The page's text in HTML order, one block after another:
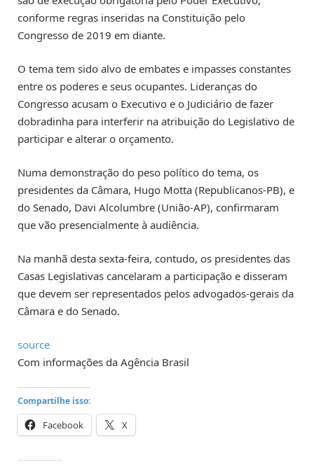
conforme regras inseridas na Constituição pelo
Congresso de 2019 em diante.
O tema tem sido alvo de embates e impasses constantes
entre os poderes e seus ocupantes. Lideranças do
Congresso acusam o Executivo e o Judiciário de fazer
dobradinha para interferir na atribuição do Legislativo de
participar e alterar o orçamento.
Numa demonstração do peso político do tema, os
presidentes da Câmara, Hugo Motta (Republicanos-PB), e
do Senado, Davi Alcolumbre (União-AP), confirmaram
que vão presencialmente à audiência.
Na manhã desta sexta-feira, contudo, os presidentes das
Casas Legislativas cancelaram a participação e disseram
que devem ser representados pelos advogados-gerais da
Câmara e do Senado.
source
Com informações da Agência Brasil
Compartilhe isso:
Facebook X